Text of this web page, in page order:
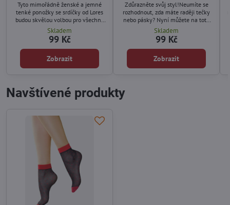
Tyto mimořádně ženské a jemné
tenké ponožky se srdíčky od Lores
budou skvělou volbou pro všechny
ženy, které chtějí osvěžit svůj
šatník.
Skladem
99 Kč
Zobrazit
Zdůrazněte svůj styl!Neumíte se
rozhodnout, zda máte raději tečky
nebo pásky? Nyní můžete na toto
dilema zapomenout díky novému
modelu jemných, originálních
ponožek - s tečkami i proužky!
Skladem
99 Kč
Zobrazit
Navštívené produkty